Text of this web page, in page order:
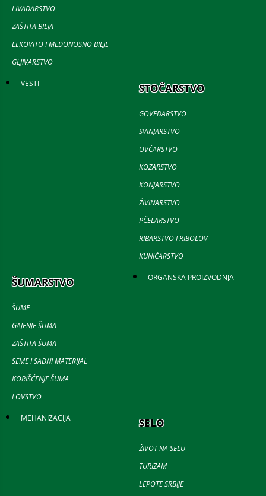
LIVADARSTVO
ZAŠTITA BILJA
LEKOVITO I MEDONOSNO BILJE
GLJIVARSTVO
VESTI STOČARSTVO
GOVEDARSTVO
SVINJARSTVO
OVČARSTVO
KOZARSTVO
KONJARSTVO
ŽIVINARSTVO
PČELARSTVO
RIBARSTVO I RIBOLOV
KUNIĆARSTVO
ŠUMARSTVO
ŠUME
GAJENJE ŠUMA
ZAŠTITA ŠUMA
SEME I SADNI MATERIJAL
KORIŠĆENJE ŠUMA
LOVSTVO
ORGANSKA PROIZVODNJA
MEHANIZACIJA SELO
ŽIVOT NA SELU
TURIZAM
LEPOTE SRBIJE